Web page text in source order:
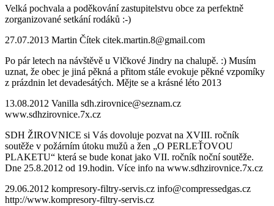
Velká pochvala a poděkování zastupitelstvu obce za perfektně
zorganizované setkání rodáků :-)
27.07.2013 Martin Čítek citek.martin.8@gmail.com
Po pár letech na návštěvě u Vlčkové Jindry na chalupě. :) Musím
uznat, že obec je jiná pěkná a přitom stále evokuje pěkné vzpomíky
z prázdnin let devadesátých. Mějte se a krásné léto 2013
13.08.2012 Vanilla sdh.zirovnice@seznam.cz
www.sdhzirovnice.7x.cz
SDH ŽIROVNICE si Vás dovoluje pozvat na XVIII. ročník
soutěže v požárním útoku mužů a žen „O PERLEŤOVOU
PLAKETU“ která se bude konat jako VII. ročník noční soutěže.
Dne 25.8.2012 od 19.hodin. Více info na www.sdhzirovnice.7x.cz
29.06.2012 kompresory-filtry-servis.cz info@compressedgas.cz
http://www.kompresory-filtry-servis.cz